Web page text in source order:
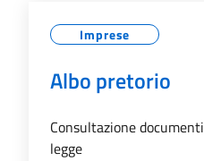
Imprese
Albo pretorio
Consultazione
legge